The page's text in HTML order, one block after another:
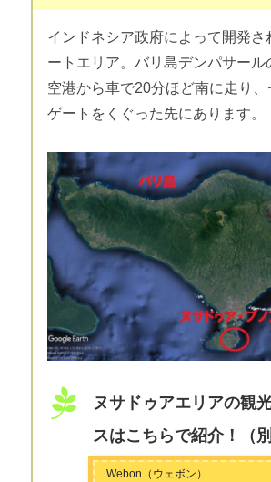
インドネシア政府によって開発さ
ートエリア。バリ島デンパサール
空港から車で20分ほど南に走り、
ゲートをくぐった先にあります。
ヌサドゥアエリアの観
スはこちらで紹介！（
Webon（ウェボン）